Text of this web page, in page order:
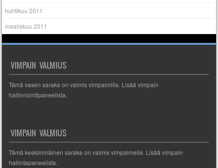
huhtikuu 2011
maaliskuu 2011
VIMPAIN VALMIUS
Tämä vasen sarake on valmis vimpaimille. Lisää vimpain
hallinnointipaneelista.
VIMPAIN VALMIUS
Tämä keskimmäinen sarake on valmis vimpaimelle. Lisää vimpain
hallintapaneelista.